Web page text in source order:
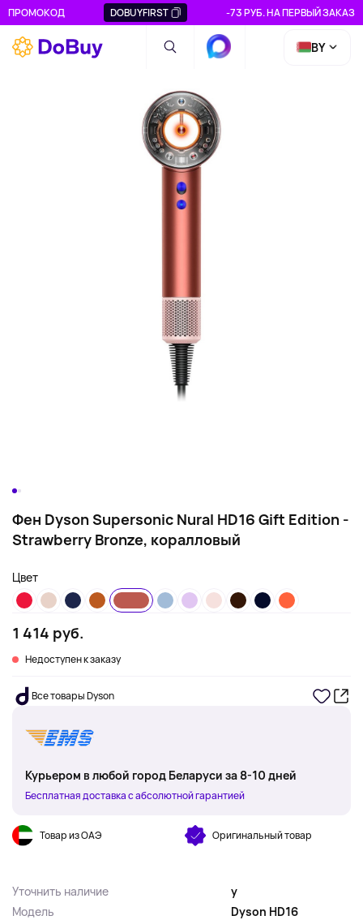
ПРОМОКОД DOBUYFIRST -73 РУБ. НА ПЕРВЫЙ ЗАКАЗ
BY
Фен Dyson Supersonic Nural HD16 Gift Edition -
Strawberry Bronze, коралловый
Цвет
1 414 руб.
Недоступен к заказу
Все товары Dyson
Курьером в любой город Беларуси за 8-10 дней
Бесплатная доставка с абсолютной гарантией
Товар из ОАЭ Оригинальный товар
Уточнить наличие
y
Модель
Dyson HD16